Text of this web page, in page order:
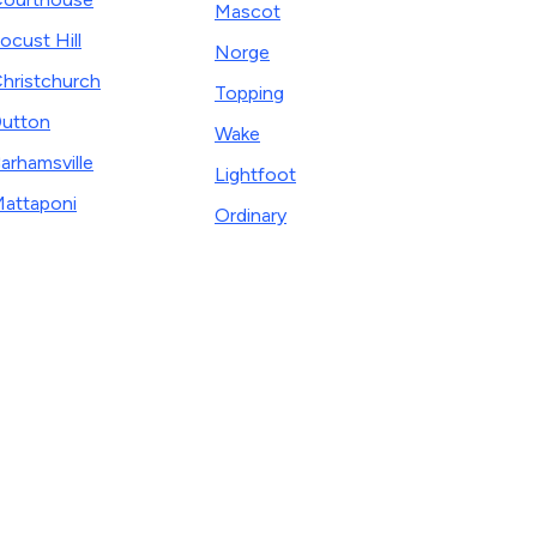
Hill
Mascot
Norge
Topping
Wake
Lightfoot
Ordinary